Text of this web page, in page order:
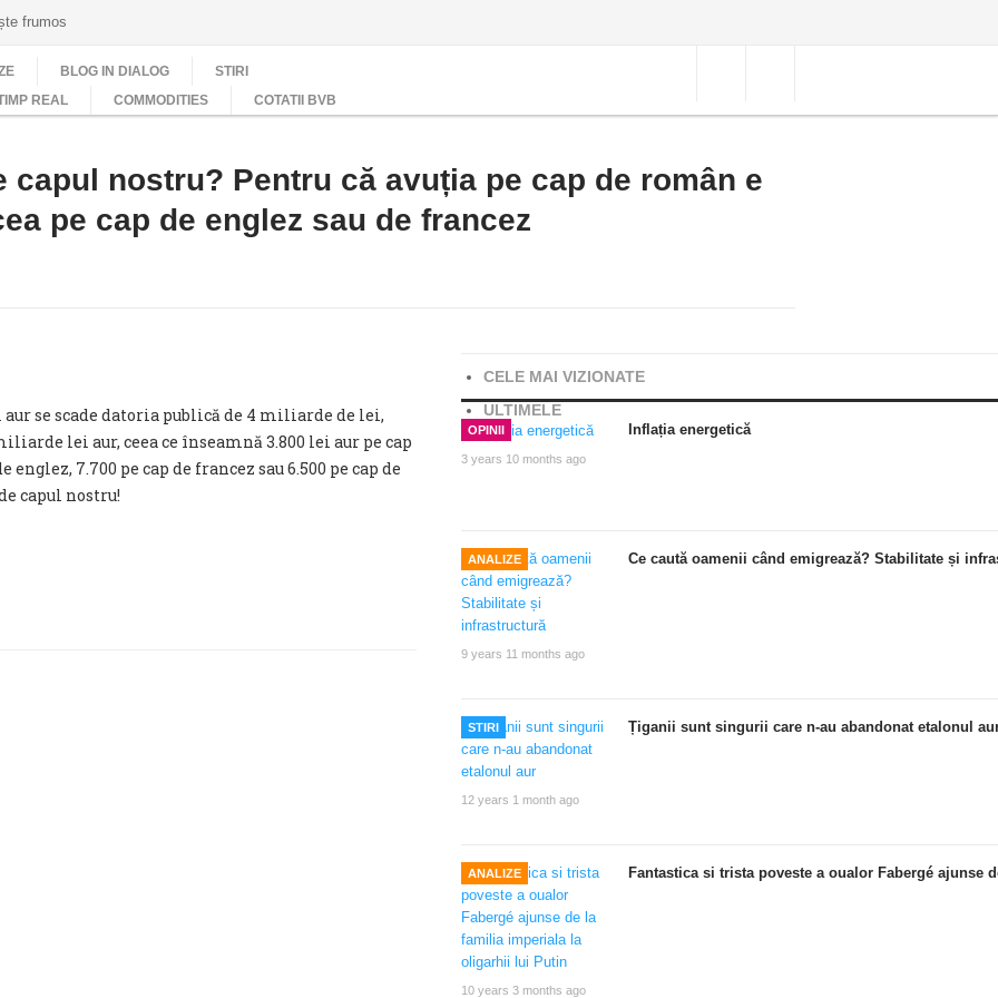
frumos
BLOG IN DIALOG
STIRI
REAL
COMMODITIES COTATII BVB
capul nostru? Pentru că avuția pe cap de român e
pe cap de englez sau de francez
se scade datoria publică de 4 miliarde de lei,
lei aur, ceea ce înseamnă 3.800 lei aur pe cap
7.700 pe cap de francez sau 6.500 pe cap de
capul nostru!
CELE MAI VIZIONATE
ULTIMELE
OPINII
3 years 10 months ago
Inflația energetică
ANALIZE
9 years 11 months ago
Ce caută oamenii când emigrează? Stabilitate și
STIRI
12 years 1 month ago
Țiganii sunt singurii care n-au abandonat etalonul
ANALIZE
10 years 3 months ago
Fantastica si trista poveste a oualor Fabergé